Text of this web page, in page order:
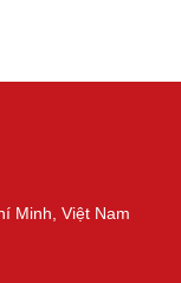
Minh, Việt Nam